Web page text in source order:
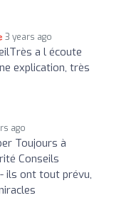
3 years ago
a l écoute
explication, très
ago
Toujours à
Conseils
ils ont tout prévu,